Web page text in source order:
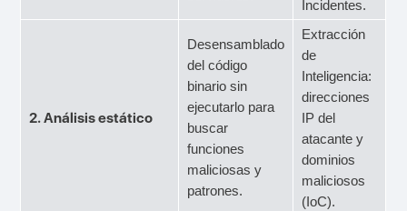
Incidentes.
2. Análisis estático
Desensamblado
del código
binario sin
ejecutarlo para
buscar
funciones
maliciosas y
patrones.
Extracción
de
Inteligencia:
direcciones
IP del
atacante y
dominios
maliciosos
(IoC).